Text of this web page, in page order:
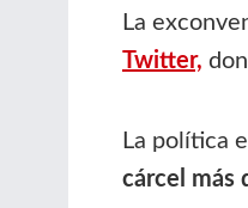
La
Twitter,
La política
cárcel más